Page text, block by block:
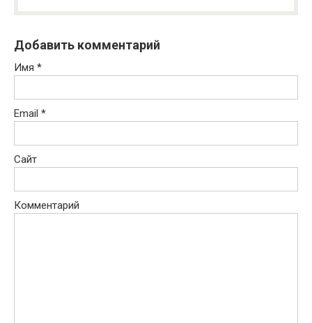
Добавить комментарий
Имя *
Email *
Сайт
Комментарий